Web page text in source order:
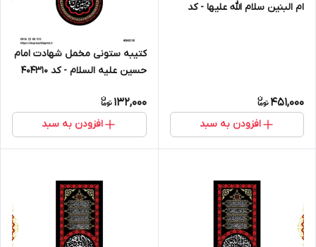
ام البنین سلام الله علیها - کد
451,000
افزودن به سبد
کتیبه ستونی مخمل شهادت امام
حسین علیه السلام - کد 404310
132,000
افزودن به سبد